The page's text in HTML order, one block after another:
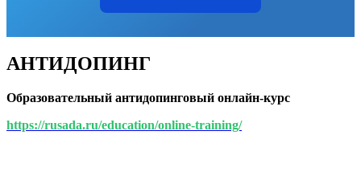
АНТИДОПИНГ
Образовательный антидопинговый онлайн-курс
https://rusada.ru/education/online-training/